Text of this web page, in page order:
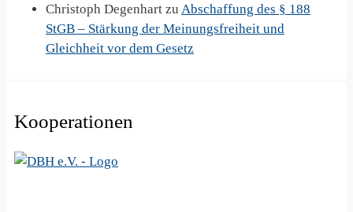
Christoph Degenhart zu Abschaffung des § 188
StGB – Stärkung der Meinungsfreiheit und
Gleichheit vor dem Gesetz
Kooperationen